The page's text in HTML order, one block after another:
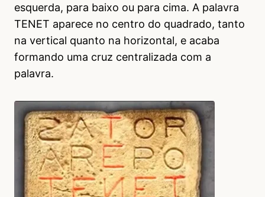
esquerda, para baixo ou para cima. A palavra
TENET aparece no centro do quadrado, tanto
na vertical quanto na horizontal, e acaba
formando uma cruz centralizada com a
palavra.